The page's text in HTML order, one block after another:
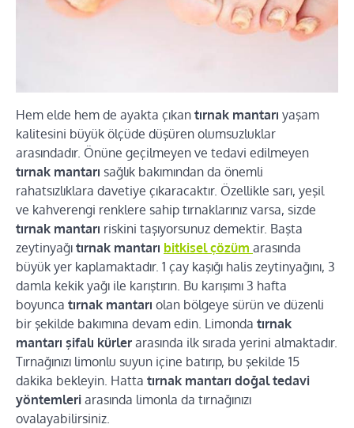
Hem elde hem de ayakta çıkan tırnak mantarı yaşam
kalitesini büyük ölçüde düşüren olumsuzluklar
arasındadır. Önüne geçilmeyen ve tedavi edilmeyen
tırnak mantarı sağlık bakımından da önemli
rahatsızlıklara davetiye çıkaracaktır. Özellikle sarı, yeşil
ve kahverengi renklere sahip tırnaklarınız varsa, sizde
tırnak mantarı riskini taşıyorsunuz demektir. Başta
zeytinyağı tırnak mantarı bitkisel çözüm arasında
büyük yer kaplamaktadır. 1 çay kaşığı halis zeytinyağını, 3
damla kekik yağı ile karıştırın. Bu karışımı 3 hafta
boyunca tırnak mantarı olan bölgeye sürün ve düzenli
bir şekilde bakımına devam edin. Limonda tırnak
mantarı şifalı kürler arasında ilk sırada yerini almaktadır.
Tırnağınızı limonlu suyun içine batırıp, bu şekilde 15
dakika bekleyin. Hatta tırnak mantarı doğal tedavi
yöntemleri arasında limonla da tırnağınızı
ovalayabilirsiniz.